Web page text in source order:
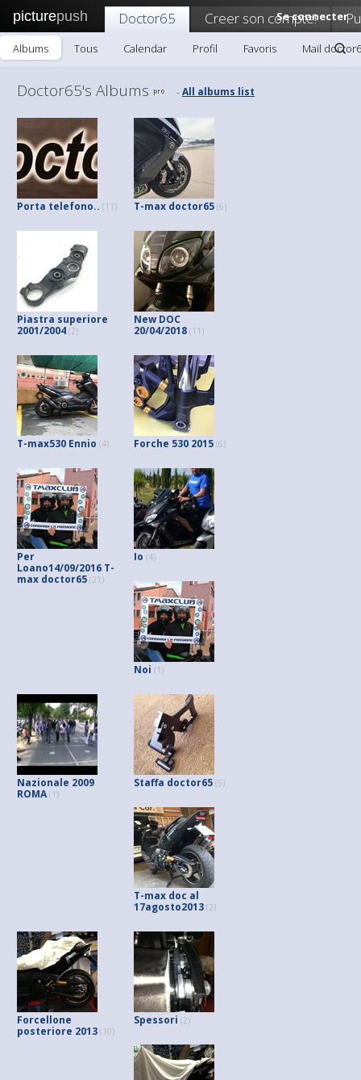
picturepush Se connecter
Doctor65 Creer son compte!
Albums Tous Calendar Profil Favoris Mail
Doctor65's Albums -All albums list
Porta telefono.. (11) T-max doctor65 (6)
Piastra superiore
2001/2004 (2)
New DOC
20/04/2018 (11)
T-max530 Ennio (4) Forche 530 2015 (6)
Per
Loano14/09/2016 T-
max doctor65 (21)
Io (4)
Noi (1)
Nazionale 2009
ROMA (1)
Staffa doctor65 (5)
T-max doc al
17agosto2013 (2)
Forcellone
posteriore 2013 (10)
Spessori (2)